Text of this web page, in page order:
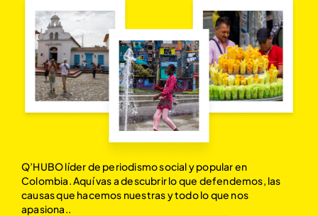
Q’HUBO líder de periodismo social y popular en
Colombia. Aquí vas a descubrir lo que defendemos, las
causas que hacemos nuestras y todo lo que nos
apasiona..